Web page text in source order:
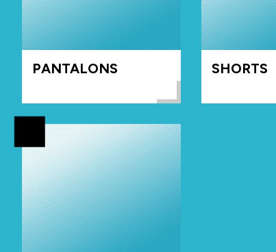
PANTALONS SHORTS